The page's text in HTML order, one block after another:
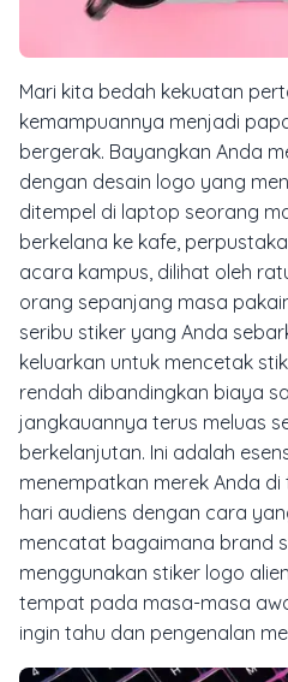
Mari kita bedah kekuatan
kemampuannya menjadi
bergerak. Bayangkan Anda
dengan desain logo yang
ditempel di laptop seorang
berkelana ke kafe,
acara kampus, dilihat oleh
orang sepanjang masa
seribu stiker yang Anda
keluarkan untuk mencetak
rendah dibandingkan biaya
jangkauannya terus meluas
berkelanjutan. Ini adalah
menempatkan merek Anda
hari audiens dengan cara
mencatat bagaimana brand
menggunakan stiker logo
tempat pada masa-masa
ingin tahu dan pengenalan